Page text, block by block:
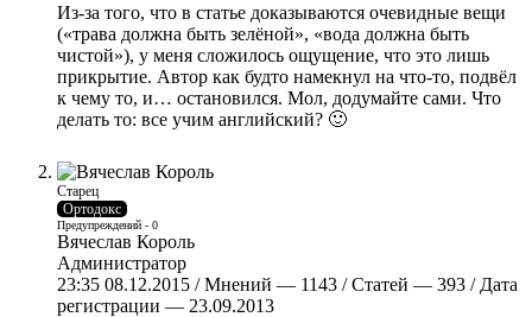
Из-за того, что в статье доказываются очевидные вещи
(«трава должна быть зелёной», «вода должна быть
чистой»), у меня сложилось ощущение, что это лишь
прикрытие. Автор как будто намекнул на что-то, подвёл
к чему то, и… остановился. Мол, додумайте сами. Что
делать то: все учим английский? 🙂
Старец
Ортодокс
Предупреждений - 0
Вячеслав Король
Администратор
23:35 08.12.2015 / Мнений — 1143 / Статей — 393 / Дата
регистрации — 23.09.2013